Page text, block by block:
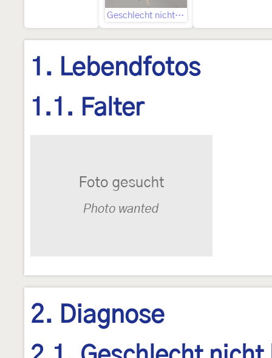
Geschlecht nicht bestimmt
1. Lebendfotos
1.1. Falter
2. Diagnose